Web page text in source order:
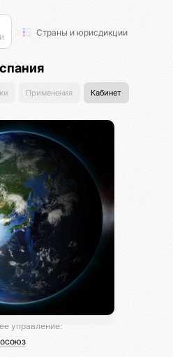
Страны и юрисдикции
Применения Кабинет
управление: